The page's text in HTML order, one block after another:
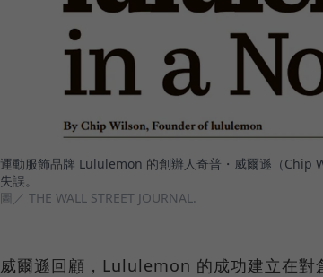
運動服飾品牌 Lululemon 的創辦人奇普・威爾遜（Chip
失誤。
圖／ THE WALL STREET JOURNAL.
威爾遜回顧，Lululemon 的成功建立在對